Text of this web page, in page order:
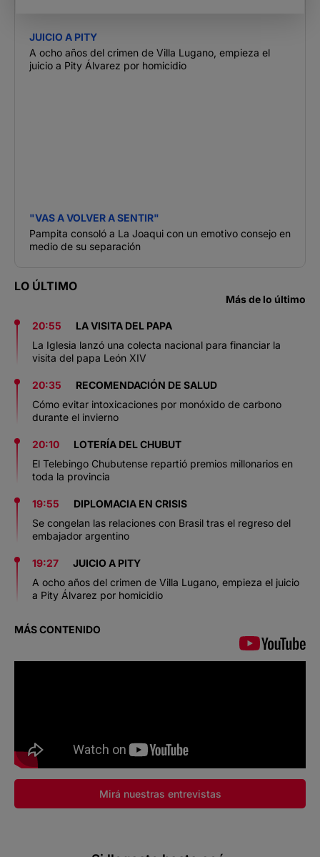
JUICIO A PITY
A ocho años del crimen de Villa Lugano, empieza el
juicio a Pity Álvarez por homicidio
"VAS A VOLVER A SENTIR"
Pampita consoló a La Joaqui con un emotivo consejo en
medio de su separación
LO ÚLTIMO
Más de lo último
20:55
LA VISITA DEL PAPA
La Iglesia lanzó una colecta nacional para financiar la
visita del papa León XIV
20:35
RECOMENDACIÓN DE SALUD
Cómo evitar intoxicaciones por monóxido de carbono
durante el invierno
20:10
LOTERÍA DEL CHUBUT
El Telebingo Chubutense repartió premios millonarios en
toda la provincia
19:55
DIPLOMACIA EN CRISIS
Se congelan las relaciones con Brasil tras el regreso del
embajador argentino
19:27
JUICIO A PITY
A ocho años del crimen de Villa Lugano, empieza el juicio
a Pity Álvarez por homicidio
MÁS CONTENIDO
Mirá nuestras entrevistas